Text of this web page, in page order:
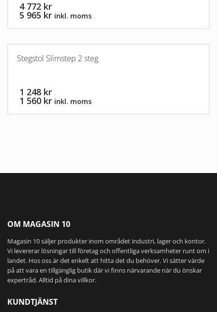
4 772 kr
5 965 kr inkl. moms
Stegstol Slimstep 2 steg
1 248 kr
1 560 kr inkl. moms
OM MAGASIN 10
Magasin 10 säljer produkter inom området industri, lager och kontor.
Vi levererar lösningar till företag och offentliga verksamheter runt om i
landet. Hos oss är det enkelt att hitta det du behöver. Vi sätter värde
på att vara en tillgänglig butik där vi finns närvarande när du önskar
expertråd. Alltid på dina villkor.
KUNDTJÄNST